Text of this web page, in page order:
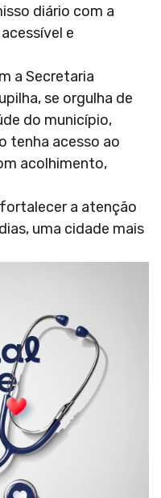
diário com a
e
a Secretaria
se orgulha de
do município,
tenha acesso ao
acolhimento,
a atenção
uma cidade mais